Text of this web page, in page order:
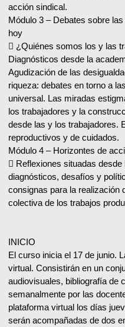
acción sindical.
Módulo 3 – Debates sobre
hoy
 ¿Quiénes somos los y las
Diagnósticos desde la
Agudización de las
riqueza: debates en torno a
universal. Las miradas
los trabajadores y la
desde las y los trabajadores.
reproductivos y de cuidados.
Módulo 4 – Horizontes de
 Reflexiones situadas
diagnósticos, desafíos y
consignas para la realización
colectiva de los trabajos
INICIO
El curso inicia el 17 de junio.
virtual. Consistirán en un
audiovisuales, bibliografía de
semanalmente por las
plataforma virtual los días
serán acompañadas de dos